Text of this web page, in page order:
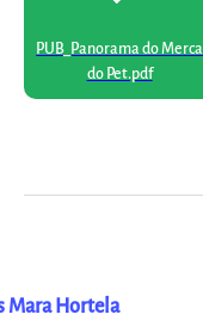
PUB_Panorama do Merca
do Pet.pdf
Mara Hortela